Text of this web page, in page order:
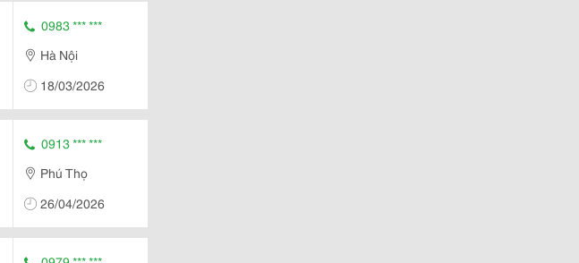
0983 *** ***
Hà Nội
18/03/2026
0913 *** ***
Phú Thọ
26/04/2026